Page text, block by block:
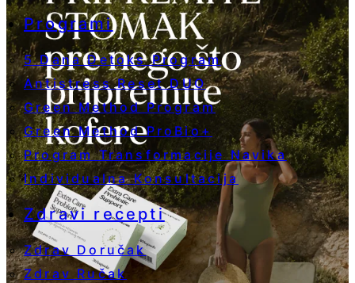
Programi
5 Dana Detoks Program
Antistress Reset DUO
Green Method Program
Green Method ProBio+
Program Transformacije Navika
Individualna Konsultacija
Zdravi recepti
Zdrav Doručak
Zdrav Ručak